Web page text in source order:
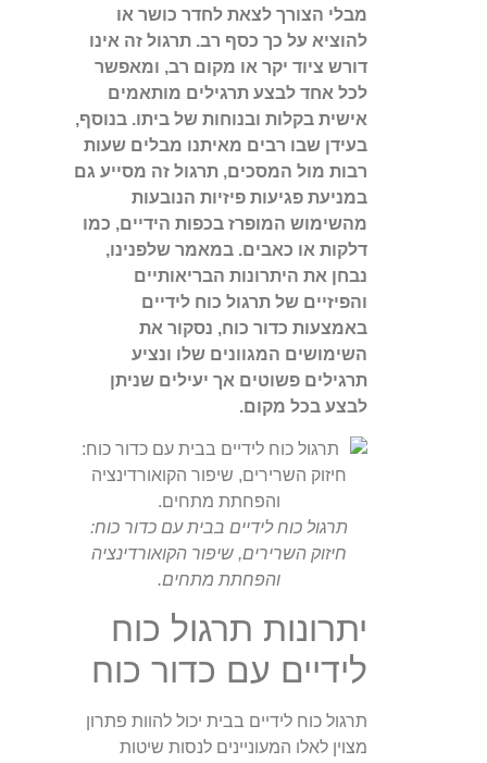
מבלי הצורך לצאת לחדר כושר או
להוציא על כך כסף רב. תרגול זה אינו
דורש ציוד יקר או מקום רב, ומאפשר
לכל אחד לבצע תרגילים מותאמים
אישית בקלות ובנוחות של ביתו. בנוסף,
בעידן שבו רבים מאיתנו מבלים שעות
רבות מול המסכים, תרגול זה מסייע גם
במניעת פגיעות פיזיות הנובעות
מהשימוש המופרז בכפות הידיים, כמו
דלקות או כאבים. במאמר שלפנינו,
נבחן את היתרונות הבריאותיים
והפיזיים של תרגול כוח לידיים
באמצעות כדור כוח, נסקור את
השימושים המגוונים שלו ונציע
תרגילים פשוטים אך יעילים שניתן
לבצע בכל מקום.
תרגול כוח לידיים בבית עם כדור כוח:
חיזוק השרירים, שיפור הקואורדינציה
והפחתת מתחים.
יתרונות תרגול כוח
לידיים עם כדור כוח
תרגול כוח לידיים בבית יכול להוות פתרון
מצוין לאלו המעוניינים לנסות שיטות